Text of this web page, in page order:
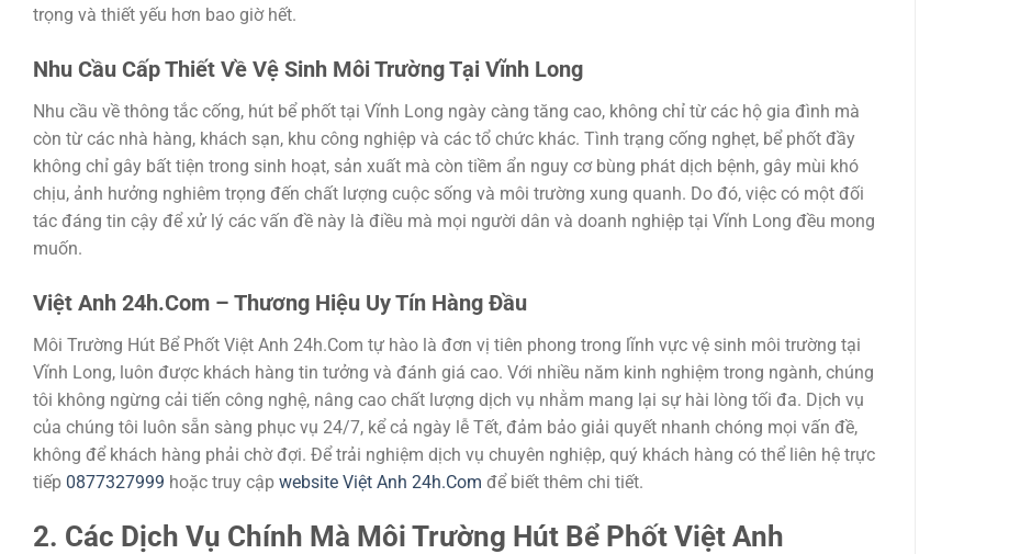
trọng và thiết yếu hơn bao giờ hết.
Nhu Cầu Cấp Thiết Về Vệ Sinh Môi Trường Tại Vĩnh Long
Nhu cầu về thông tắc cống, hút bể phốt tại Vĩnh Long ngày càng tăng cao, không chỉ từ các hộ gia đình mà
còn từ các nhà hàng, khách sạn, khu công nghiệp và các tổ chức khác. Tình trạng cống nghẹt, bể phốt đầy
không chỉ gây bất tiện trong sinh hoạt, sản xuất mà còn tiềm ẩn nguy cơ bùng phát dịch bệnh, gây mùi khó
chịu, ảnh hưởng nghiêm trọng đến chất lượng cuộc sống và môi trường xung quanh. Do đó, việc có một đối
tác đáng tin cậy để xử lý các vấn đề này là điều mà mọi người dân và doanh nghiệp tại Vĩnh Long đều mong
muốn.
Việt Anh 24h.Com – Thương Hiệu Uy Tín Hàng Đầu
Môi Trường Hút Bể Phốt Việt Anh 24h.Com tự hào là đơn vị tiên phong trong lĩnh vực vệ sinh môi trường tại
Vĩnh Long, luôn được khách hàng tin tưởng và đánh giá cao. Với nhiều năm kinh nghiệm trong ngành, chúng
tôi không ngừng cải tiến công nghệ, nâng cao chất lượng dịch vụ nhằm mang lại sự hài lòng tối đa. Dịch vụ
của chúng tôi luôn sẵn sàng phục vụ 24/7, kể cả ngày lễ Tết, đảm bảo giải quyết nhanh chóng mọi vấn đề,
không để khách hàng phải chờ đợi. Để trải nghiệm dịch vụ chuyên nghiệp, quý khách hàng có thể liên hệ trực
tiếp 0877327999 hoặc truy cập website Việt Anh 24h.Com để biết thêm chi tiết.
2. Các Dịch Vụ Chính Mà Môi Trường Hút Bể Phốt Việt Anh